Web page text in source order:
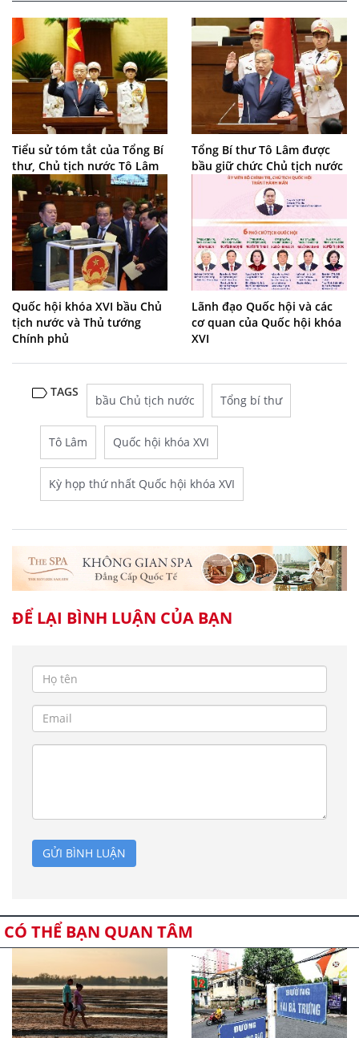
Tiểu sử tóm tắt của Tổng Bí
thư, Chủ tịch nước Tô Lâm
Tổng Bí thư Tô Lâm được
bầu giữ chức Chủ tịch nước
Quốc hội khóa XVI bầu Chủ
tịch nước và Thủ tướng
Chính phủ
Lãnh đạo Quốc hội và các
cơ quan của Quốc hội khóa
XVI
TAGS
bầu Chủ tịch nước Tổng bí thư
Tô Lâm Quốc hội khóa XVI
Kỳ họp thứ nhất Quốc hội khóa XVI
ĐỂ LẠI BÌNH LUẬN CỦA BẠN
GỬI BÌNH LUẬN
CÓ THỂ BẠN QUAN TÂM